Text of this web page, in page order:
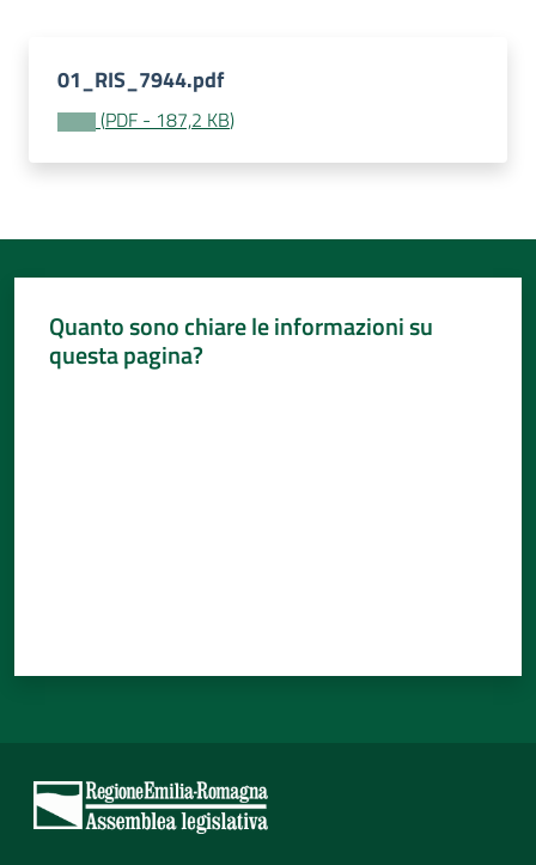
01_RIS_7944.pdf
(PDF - 187,2 KB)
Quanto sono chiare le informazioni su
questa pagina?